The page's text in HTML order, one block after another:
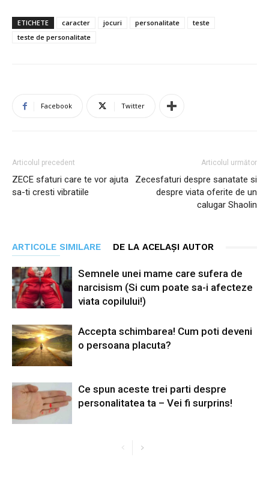
ETICHETE caracter jocuri personalitate
teste
teste de personalitate
Facebook Twitter
Articolul precedent
ZECE sfaturi care te vor ajuta
sa-ti cresti vibratiile
Articolul următor
Zecesfaturi despre sanatate si
despre viata oferite de un
calugar Shaolin
ARTICOLE SIMILARE DE LA ACELAȘI AUTOR
Semnele unei mame care sufera de
narcisism (Si cum poate sa-i afecteze
viata copilului!)
Accepta schimbarea! Cum poti deveni
o persoana placuta?
Ce spun aceste trei parti despre
personalitatea ta – Vei fi surprins!